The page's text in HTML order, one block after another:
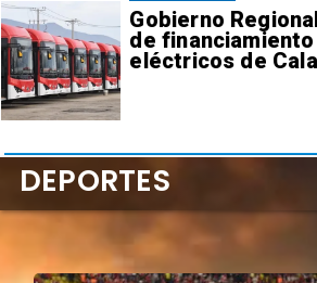
Gobierno
de
eléctricos de
DEPORTES